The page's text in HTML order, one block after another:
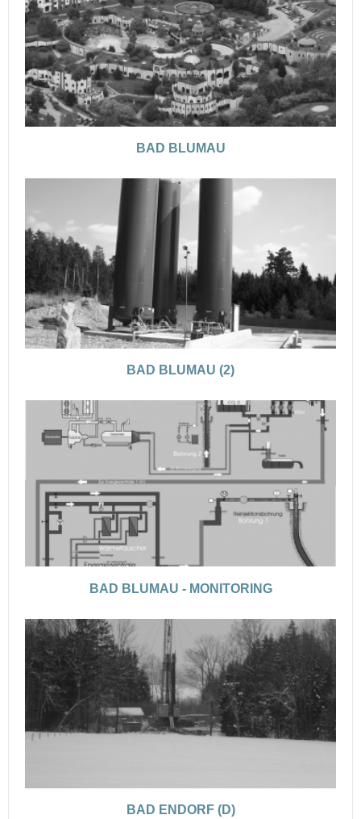
BAD BLUMAU
BAD BLUMAU (2)
BAD BLUMAU - MONITORING
BAD ENDORF (D)